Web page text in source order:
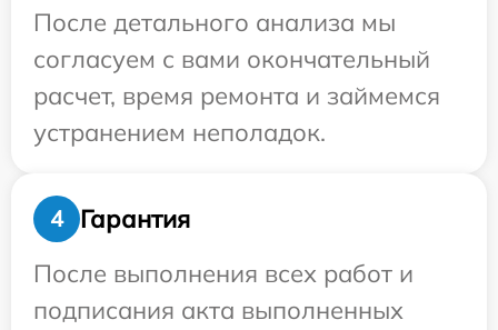
После детального анализа мы
согласуем с вами окончательный
расчет, время ремонта и займемся
устранением неполадок.
4
Гарантия
После выполнения всех работ и
подписания акта выполненных